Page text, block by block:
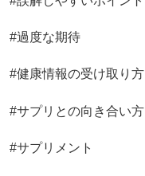
#過度な期待
#健康情報の受け取り方
#サプリとの向き合い方
#サプリメント